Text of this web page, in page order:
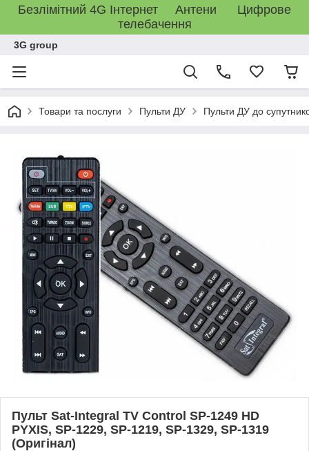
Безлімітний 4G Інтернет Антени Цифрове
телебачення
3G group
Товари та послуги Пульти ДУ Пульти ДУ до
Пульт Sat-Integral TV Control SP-1249 HD
PYXIS, SP-1229, SP-1219, SP-1329, SP-1319
(Оригінал)